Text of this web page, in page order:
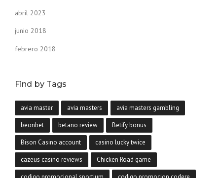
abril 2023
junio 2018
febrero 2018
Find by Tags
avia master avia masters avia masters gambling
beonbet betano review Betify bonus
Bison Casino account casino lucky twice
cazeus casino reviews Chicken Road game